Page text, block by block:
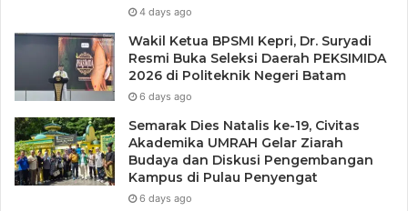
4 days ago
Wakil Ketua BPSMI Kepri, Dr. Suryadi
Resmi Buka Seleksi Daerah PEKSIMIDA
2026 di Politeknik Negeri Batam
6 days ago
Semarak Dies Natalis ke-19, Civitas
Akademika UMRAH Gelar Ziarah
Budaya dan Diskusi Pengembangan
Kampus di Pulau Penyengat
6 days ago